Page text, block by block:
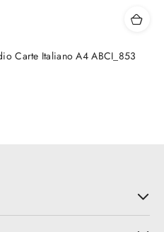
Carte Italiano A4 ABCI_853